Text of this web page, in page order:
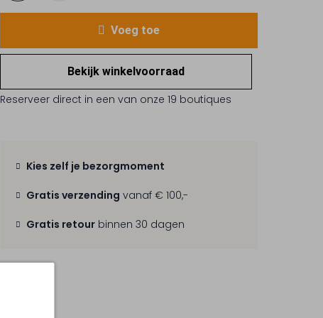
Voeg toe
Bekijk winkelvoorraad
Reserveer direct in een van onze 19 boutiques
Kies zelf je bezorgmoment
Gratis verzending vanaf € 100,-
Gratis retour binnen 30 dagen